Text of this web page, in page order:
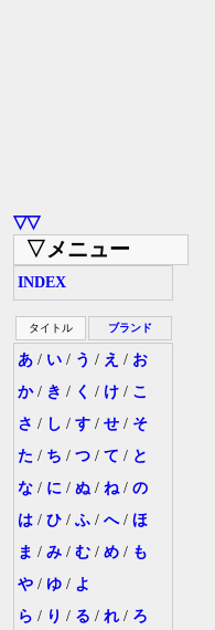
▽▽
▽メニュー
INDEX
タイトル ブランド
あ / い / う / え / お
か/ き / く / け / こ
さ / し / す / せ / そ
た / ち / つ / て / と
な / に / ぬ / ね / の
は / ひ / ふ / へ/ ほ
ま / み / む / め / も
や / ゆ / よ
ら / り / る / れ / ろ